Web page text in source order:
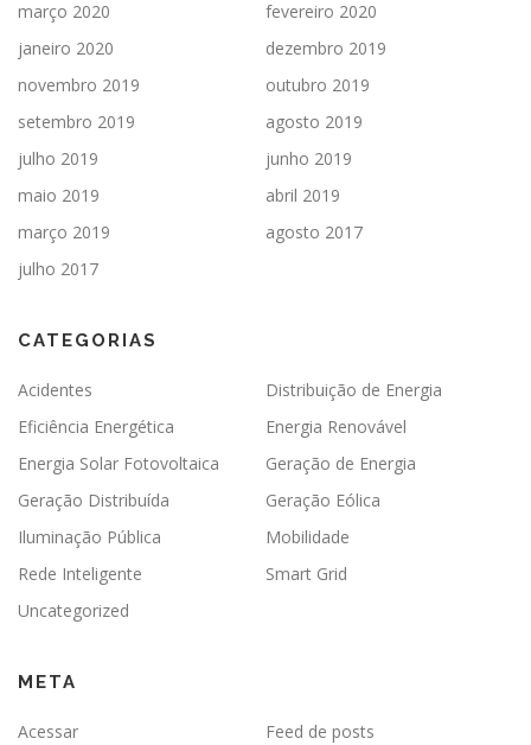
março 2020
fevereiro 2020
janeiro 2020
dezembro 2019
novembro 2019
outubro 2019
setembro 2019
agosto 2019
julho 2019
junho 2019
maio 2019
abril 2019
março 2019
agosto 2017
julho 2017
CATEGORIAS
Acidentes
Distribuição de Energia
Eficiência Energética
Energia Renovável
Energia Solar Fotovoltaica
Geração de Energia
Geração Distribuída
Geração Eólica
Iluminação Pública
Mobilidade
Rede Inteligente
Smart Grid
Uncategorized
META
Acessar
Feed de posts